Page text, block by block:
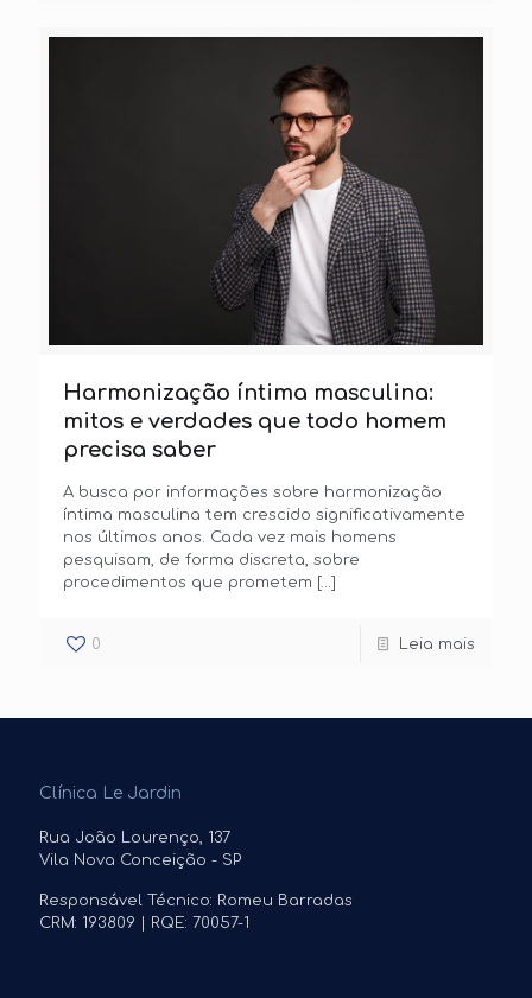
Harmonização íntima masculina:
mitos e verdades que todo homem
precisa saber
A busca por informações sobre harmonização
íntima masculina tem crescido significativamente
nos últimos anos. Cada vez mais homens
pesquisam, de forma discreta, sobre
procedimentos que prometem […]
0 Leia mais
Clínica Le Jardin
Rua João Lourenço, 137
Vila Nova Conceição - SP
Responsável Técnico: Romeu Barradas
CRM: 193809 | RQE: 70057-1